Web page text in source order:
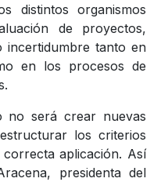
distintos organismos
de proyectos,
incertidumbre tanto en
en los procesos de
no será crear nuevas
los criterios
aplicación. Así
presidenta del